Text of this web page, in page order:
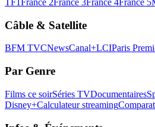
TF1France 2France 3France 4France 5
Câble & Satellite
BFM TVCNewsCanal+LCIParis
Par Genre
Films ce soirSéries TVDocumentaires
Disney+Calculateur streaming